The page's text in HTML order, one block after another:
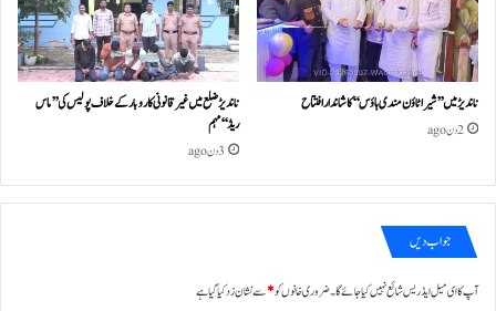
ناندیڑ میں ’’شیرا ٹاؤن مندی ہاؤس‘‘ کا شاندار افتتاح
2 دن ago
ناندیڑ ضلع میں غیر قانونی کاروبار کے خلاف پولیس کی ’’ماس
ریڈ‘‘ مہم
3 دن ago
جواب دیں
آپ کا ای میل ایڈریس شائع نہیں کیا جائے گا۔ضروری خانوں کو*سے نشان زد کیا گیا ہے